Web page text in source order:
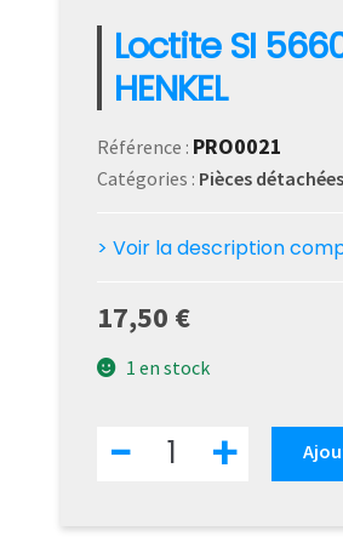
Loctite SI
HENKEL
Référence : PRO0021
Catégories : Pièces détachées
> Voir la description
17,50 €
1 en stock
-
quantité
-
+